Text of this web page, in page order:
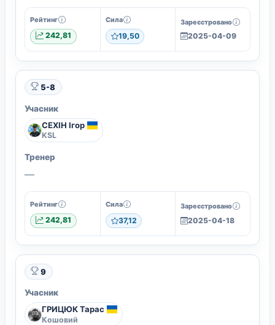
Рейтинг
242,81
Сила
19,50
Зареєстровано
2025-04-09
5-8
Учасник
СЕХІН Ігор
KSL
Тренер
—
Рейтинг
242,81
Сила
37,12
Зареєстровано
2025-04-18
9
Учасник
ГРИЦЮК Тарас
Кошовий